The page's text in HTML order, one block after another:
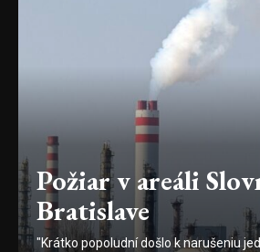
Požiar v areáli
Bratislave
"Krátko popoludní došlo k narušeniu